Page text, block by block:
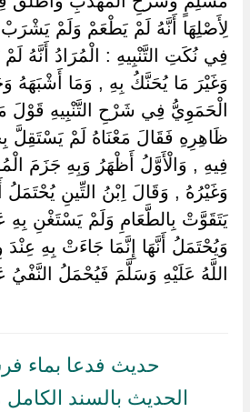
لِأَصْلِهَا أَنَّهُ لَمْ يَطْعَمْ وَلَمْ يَشْرَبْ
فِي نُكَتِ التَّنْبِيهِ : الْمُرَادُ أَنَّهُ لَمْ
وَغَيْرَ مَا يُحَنَّكُ بِهِ , وَمَا أَشْبَهَهُ
الْحَمَوِيُّ فِي شَرْحِ التَّنْبِيهِ قَوْلَ
ظَاهِرِهِ فَقَالَ مَعْنَاهُ لَمْ يَسْتَقِلَّ
فِيهِ , وَالْأَوَّلُ أَظْهَرُ وَبِهِ جَزَمَ
وَغَيْرُهُ , وَقَالَ اِبْنُ التِّينِ يُحْتَمَلُ
يَتَقَوَّتْ بِالطَّعَامِ وَلَمْ يَسْتَغْنِ بِهِ
وَيُحْتَمَلُ أَنَّهَا إِنَّمَا جَاءَتْ بِهِ عِنْدَ
اللَّهُ عَلَيْهِ وَسَلَّمَ فَيُحْمَلُ
حديث فدعا بماء
الحديث بالسند